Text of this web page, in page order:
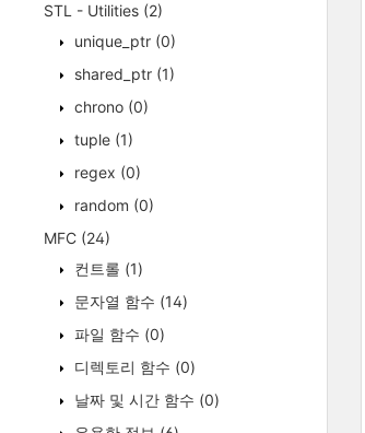
STL - Utilities (2)
unique_ptr (0)
shared_ptr (1)
chrono (0)
tuple (1)
regex (0)
random (0)
MFC (24)
컨트롤 (1)
문자열 함수 (14)
파일 함수 (0)
디렉토리 함수 (0)
날짜 및 시간 함수 (0)